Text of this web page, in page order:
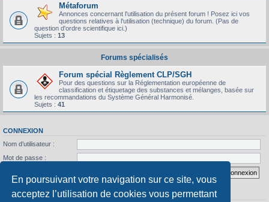
En poursuivant votre navigation sur ce site, vous
acceptez l’utilisation de cookies vous permettant
Métaforum
Annonces concernant l'utilisation du présent forum ! Posez ici vos
questions relatives à l'utilisation (technique) du forum. (Pas de
question d'ordre scientifique ici.)
Sujets : 13
Forums spécialisés
Forum spécial Règlement CLP/SGH
Pour des questions sur la Réglementation européenne de
classification et étiquetage des substances et mélanges, basée sur
les recommandations du Système Général Harmonisé.
Sujets : 41
CONNEXION
Nom d’utilisateur :
Mot de passe :
STATISTIQUES